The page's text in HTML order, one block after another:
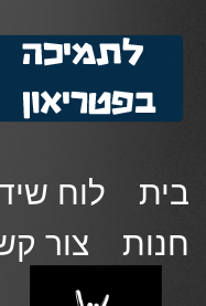
בית לוח
חנות
צור